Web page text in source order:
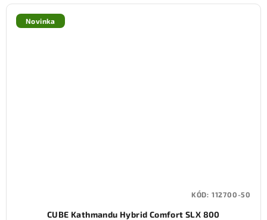
Novinka
CUBE Kathmandu Hybrid Comfort SLX 800
KÓD: 112700-50